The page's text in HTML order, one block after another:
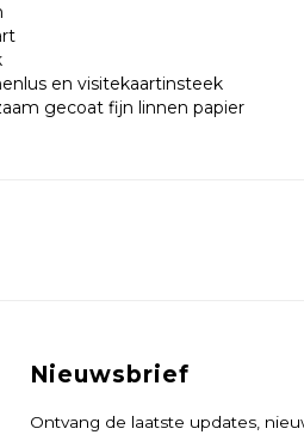
en visitekaartinsteek
gecoat fijn linnen papier
Nieuwsbrief
Ontvang de laatste updates,